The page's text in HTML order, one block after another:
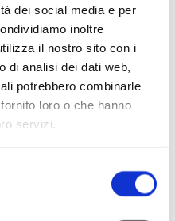
dei social media e per
inoltre
il nostro sito con i
di analisi dei dati web,
potrebbero combinarle
loro o che hanno
servizi.
per violino; la romanza
effusivo in un cui il
convincente; il brillante
temaà laWeber delMolto
e d’irresistibile energia.
dell’autore alla prima
dell’autore, il concerto
la sua consacrazione più